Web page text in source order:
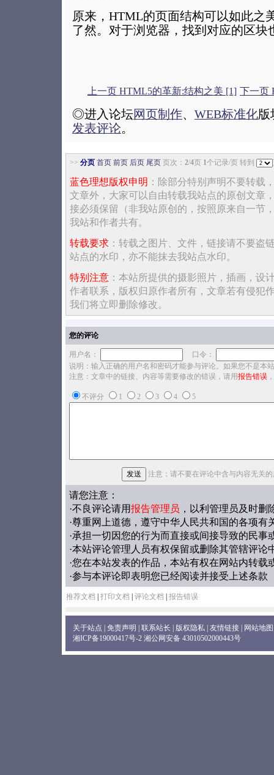
原来，HTML的页面结构可以如此之
了然。对于浏览器，找到对应的区块
上一页 HTML5的革新:结构之美 [1] 下一页
◎进入论坛网页制作、 WEB标准化版
发表评论。
>> 分页 首页 前页 后页 尾页 页次： 2/4页 1个记录/页 转到
蓝色理想版权申明 ：除部分特别声明不要转载
文章外，大家可以自由转载我站点的原创文章
接必须保留（非我站原创的，按照原来自一节
我站和作者共有。
转载要求 ：转载之图片、文件，链接请不要盗
站点的水印，亦不能抹去我站点水印。
特别注意 ：本站所提供的摄影照片，插画，设
作者联系，版权归原作者所有，文章若有侵犯
我们将立即删除修改。
您的评论
用户名：
口令：
说明：输入正确的用户名和密码才能参与评论。如果您不是本
注意：文章中的链接、内容等需要修改的错误，请用报告错误
不评分 1 2 3 4 5
注意：请不要在评论中含与内容无关
请您注意：
·不良评论请用报告管理员 ，以利管理员及时删
·尊重网上道德，遵守中华人民共和国的各项有
·承担一切因您的行为而直接或间接导致的民事
·本站评论管理人员有权保留或删除其管辖评论
·您在本站发表的作品，本站有权在网站内转载
·参与本评论即表明您已经阅读并接受上述条款
推荐文档 打印文档 评论文档 报告错误
关于站点 免责声明 联系站长 版权隐私 友情链接
网站地图
湘ICP备19000417号-2 湘公网安备 43010502000443号